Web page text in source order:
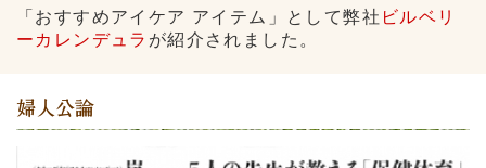
「おすすめアイケア アイテム」として弊社 ビルベリ
ーカレンデュラ が紹介されました。
婦人公論